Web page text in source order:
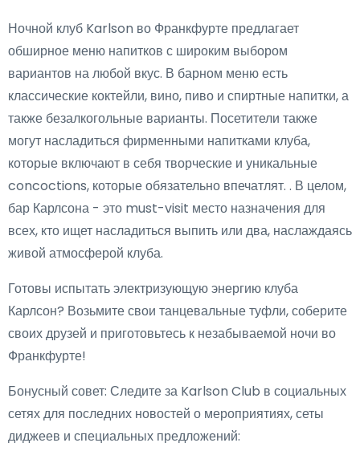
Ночной клуб Karlson во Франкфурте предлагает
обширное меню напитков с широким выбором
вариантов на любой вкус. В барном меню есть
классические коктейли, вино, пиво и спиртные напитки, а
также безалкогольные варианты. Посетители также
могут насладиться фирменными напитками клуба,
которые включают в себя творческие и уникальные
concoctions, которые обязательно впечатлят. . В целом,
бар Карлсона - это must-visit место назначения для
всех, кто ищет насладиться выпить или два, наслаждаясь
живой атмосферой клуба.
Готовы испытать электризующую энергию клуба
Карлсон? Возьмите свои танцевальные туфли, соберите
своих друзей и приготовьтесь к незабываемой ночи во
Франкфурте!
Бонусный совет: Следите за Karlson Club в социальных
сетях для последних новостей о мероприятиях, сеты
диджеев и специальных предложений: